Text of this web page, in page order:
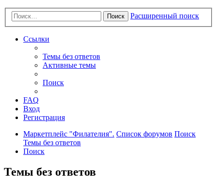
Поиск Расширенный поиск
Ссылки
Темы без ответов
Активные темы
Поиск
FAQ
Вход
Регистрация
Маркетплейс "Филателия". Список форумов Поиск
Темы без ответов
Поиск
Темы без ответов